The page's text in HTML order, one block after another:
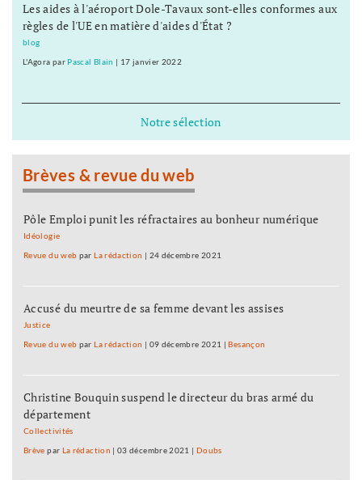
Les aides à l'aéroport Dole-Tavaux sont-elles conformes aux
règles de l'UE en matière d'aides d'État ?
blog
L'Agora par Pascal Blain | 17 janvier 2022
Notre sélection
Brèves & revue du web
Pôle Emploi punit les réfractaires au bonheur numérique
Idéologie
Revue du web parLa rédaction | 24 décembre 2021
Accusé du meurtre de sa femme devant les assises
Justice
Revue du web parLa rédaction | 09 décembre 2021 |Besançon
Christine Bouquin suspend le directeur du bras armé du
département
Collectivités
Brève par La rédaction |03 décembre 2021 | Doubs